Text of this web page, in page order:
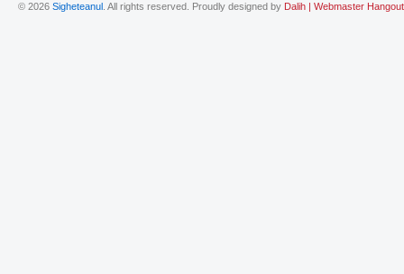
© 2026 Sigheteanul . All rights reserved. Proudly designed by Dalih | Webmaster